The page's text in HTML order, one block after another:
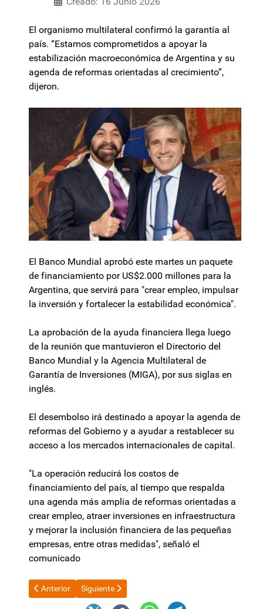
El organismo multilateral confirmó la garantía al
país. “Estamos comprometidos a apoyar la
estabilización macroeconómica de Argentina y su
agenda de reformas orientadas al crecimiento”,
dijeron.
El Banco Mundial aprobó este martes un paquete
de financiamiento por US$2.000 millones para la
Argentina, que servirá para "crear empleo, impulsar
la inversión y fortalecer la estabilidad económica".
La aprobación de la ayuda financiera llega luego
de la reunión que mantuvieron el Directorio del
Banco Mundial y la Agencia Multilateral de
Garantía de Inversiones (MIGA), por sus siglas en
inglés.
El desembolso irá destinado a apoyar la agenda de
reformas del Gobierno y a ayudar a restablecer su
acceso a los mercados internacionales de capital.
"La operación reducirá los costos de
financiamiento del país, al tiempo que respalda
una agenda más amplia de reformas orientadas a
crear empleo, atraer inversiones en infraestructura
y mejorar la inclusión financiera de las pequeñas
empresas, entre otras medidas", señaló el
comunicado
Artículo anterior: Canasta de crianza: según el INDEC, en
Anterior Artículo siguiente: Milei será el principal expositor
Siguiente